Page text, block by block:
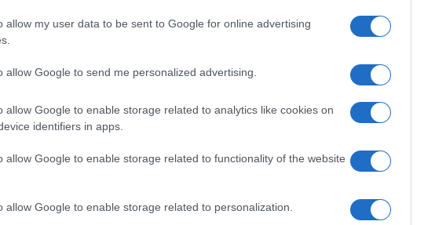
allow my user data to be sent to Google for online advertising
allow Google to send me personalized advertising.
allow Google to enable storage related to analytics like cookies on
identifiers in apps.
allow Google to enable storage related to functionality of the website
allow Google to enable storage related to personalization.
em
de notificação em 31 de março e nos dias7 e 14
oficial de justiça em que a assessoria do deputado
sem previsão de retorno. Mais
segunda-feira (18), o porteiro do prédio declarou
há dois anos.
alvos da apuração
apresentada pela deputadaTabata